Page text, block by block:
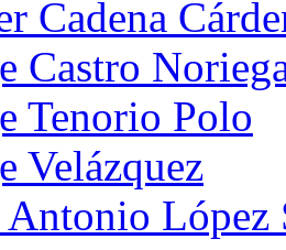
Cadena
Castro
Tenorio Polo
Velázquez
Antonio López